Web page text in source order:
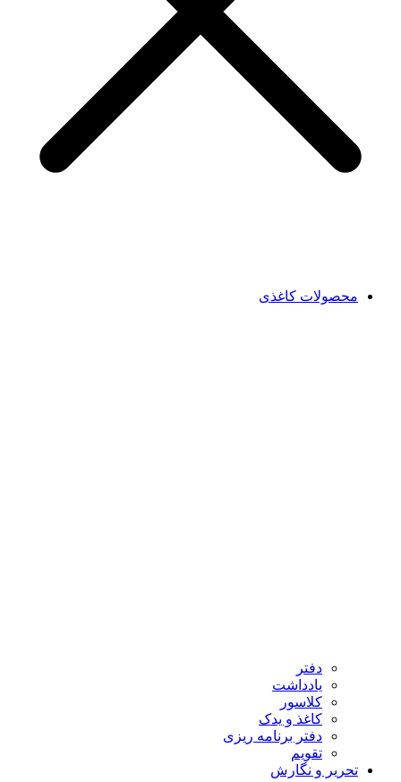
محصولات کاغذی
دفتر
یادداشت
کلاسور
کاغذ و یدک
دفتر برنامه ریزی
تقویم
تحریر و نگارش